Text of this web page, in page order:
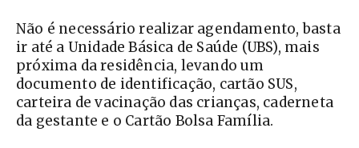
Não é necessário realizar agendamento, basta
ir até a Unidade Básica de Saúde (UBS), mais
próxima da residência, levando um
documento de identificação, cartão SUS,
carteira de vacinação das crianças, caderneta
da gestante e o Cartão Bolsa Família.